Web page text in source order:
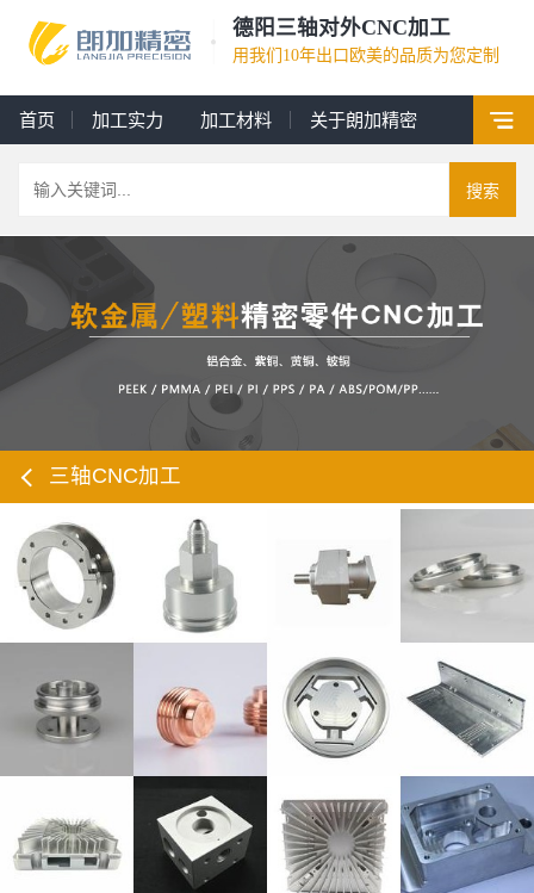
德阳三轴对外CNC加工
用我们10年出口欧美的品质为您定制
首页 加工实力 加工材料 关于朗加精密
搜索
三轴CNC加工